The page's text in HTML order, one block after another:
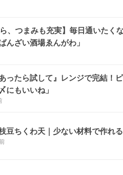
ら、つまみも充実】毎日通いたく
んざい酒場ゑんがわ」
ったら試して』レンジで完結！
にもいいね」
豆ちくわ天｜少ない材料で作れ